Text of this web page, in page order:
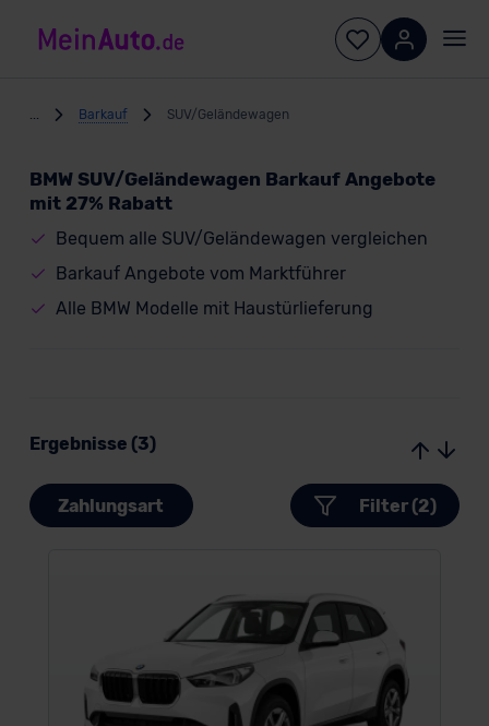
Barkauf SUV/Geländewagen
BMW SUV/Geländewagen Barkauf Angebote
mit 27% Rabatt
Bequem alle SUV/Geländewagen vergleichen
Barkauf Angebote vom Marktführer
Alle BMW Modelle mit Haustürlieferung
Ergebnisse (3)
Zahlungsart Filter (2)